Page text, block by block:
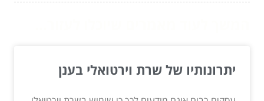
יתרונותיו של שרת וירטואלי בענן